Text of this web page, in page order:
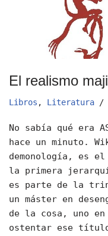
El realismo
Libros , Literatura
No sabía qué era
hace un minuto.
demonología, es
la primera
es parte de la
un máster en
de la cosa, uno
ostentar ese